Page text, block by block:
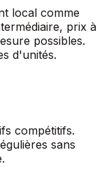
local comme
prix à
possibles.
d'unités.
compétitifs.
sans